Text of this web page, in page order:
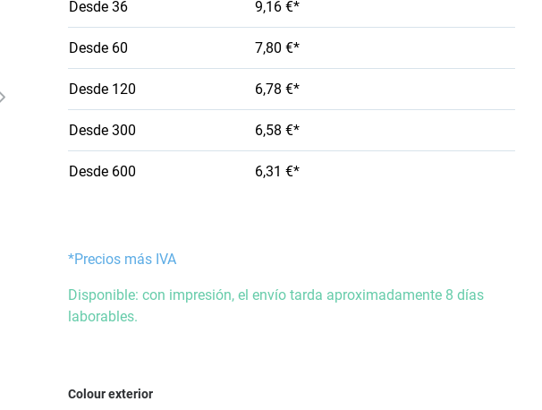
Desde 36 9,16 €*
Desde 60 7,80 €*
Desde 120 6,78 €*
Desde 300 6,58 €*
Desde 600 6,31 €*
*Precios más IVA
Disponible: con impresión, el envío tarda aproximadamente 8 días
laborables.
Seleccione
Colour exterior